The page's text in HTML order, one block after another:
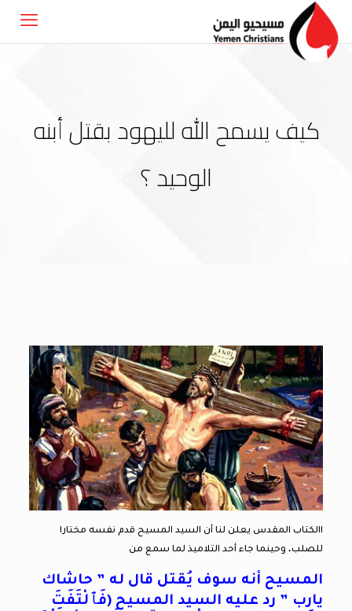
كيف يسمح الله لليهود بقتل أبنه
الوحيد ؟
االكتاب المقدس يعلن لنا أن السيد المسيح قدم نفسه مختارا
للصلب، وحينما جاء أحد التلاميذ لما سمع من
المسيح أنه سوف يُقتل قال له ” حاشاك
يارب ” رد عليه السيد المسيح (فَٱلْتَفَتَ